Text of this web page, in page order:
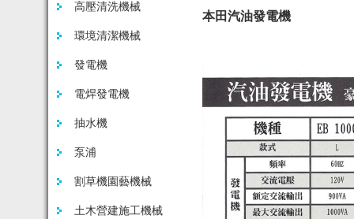
高壓清洗機械
環境清潔機械
發電機
電焊發電機
抽水機
泵浦
割草機園藝機械
土木營建施工機械
本田汽油發電機